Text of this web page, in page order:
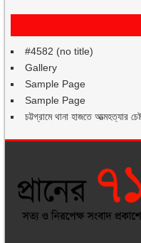
#4582 (no title)
Gallery
Sample Page
Sample Page
চট্টগ্রামে থানা হাজতে আত্মহত্যার